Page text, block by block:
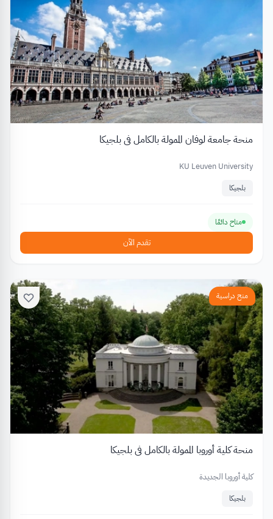
منحة جامعة لوفان الممولة بالكامل في بلجيكا
KU Leuven University
بلجيكا
متاح دائمًا
تقدم الآن
منح دراسية
منحة كلية أوروبا الممولة بالكامل في بلجيكا
كلية أوروبا الجديدة
بلجيكا